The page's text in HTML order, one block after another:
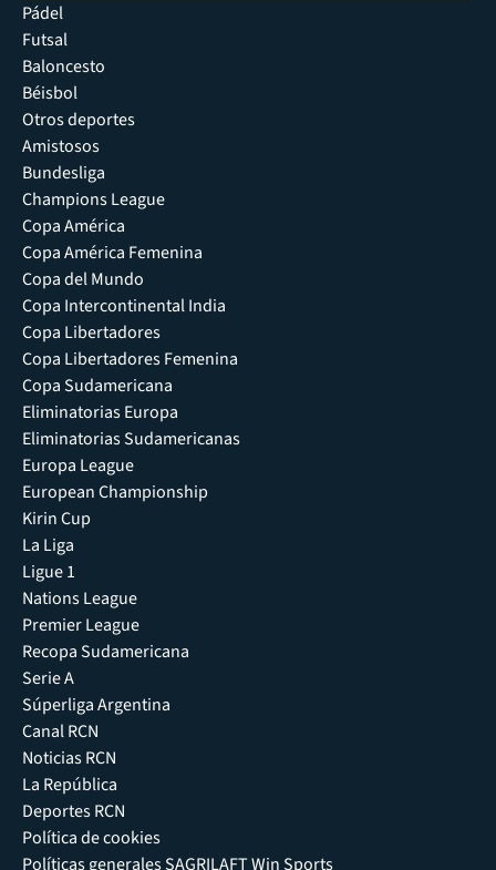
Pádel
Futsal
Baloncesto
Béisbol
Otros deportes
Amistosos
Bundesliga
Champions League
Copa América
Copa América Femenina
Copa del Mundo
Copa Intercontinental India
Copa Libertadores
Copa Libertadores Femenina
Copa Sudamericana
Eliminatorias Europa
Eliminatorias Sudamericanas
Europa League
European Championship
Kirin Cup
La Liga
Ligue 1
Nations League
Premier League
Recopa Sudamericana
Serie A
Súperliga Argentina
Canal RCN
Noticias RCN
La República
Deportes RCN
Política de cookies
Políticas generales SAGRILAFT Win Sports